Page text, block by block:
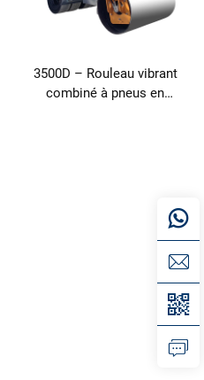
3500D – Rouleau vibrant
combiné à pneus en